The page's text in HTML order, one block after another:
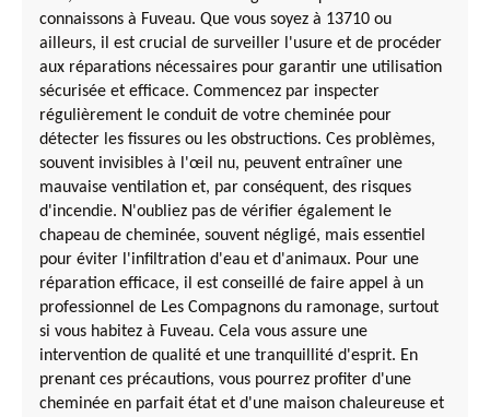
connaissons à Fuveau. Que vous soyez à 13710 ou
ailleurs, il est crucial de surveiller l'usure et de procéder
aux réparations nécessaires pour garantir une utilisation
sécurisée et efficace. Commencez par inspecter
régulièrement le conduit de votre cheminée pour
détecter les fissures ou les obstructions. Ces problèmes,
souvent invisibles à l'œil nu, peuvent entraîner une
mauvaise ventilation et, par conséquent, des risques
d'incendie. N'oubliez pas de vérifier également le
chapeau de cheminée, souvent négligé, mais essentiel
pour éviter l'infiltration d'eau et d'animaux. Pour une
réparation efficace, il est conseillé de faire appel à un
professionnel de Les Compagnons du ramonage, surtout
si vous habitez à Fuveau. Cela vous assure une
intervention de qualité et une tranquillité d'esprit. En
prenant ces précautions, vous pourrez profiter d'une
cheminée en parfait état et d'une maison chaleureuse et